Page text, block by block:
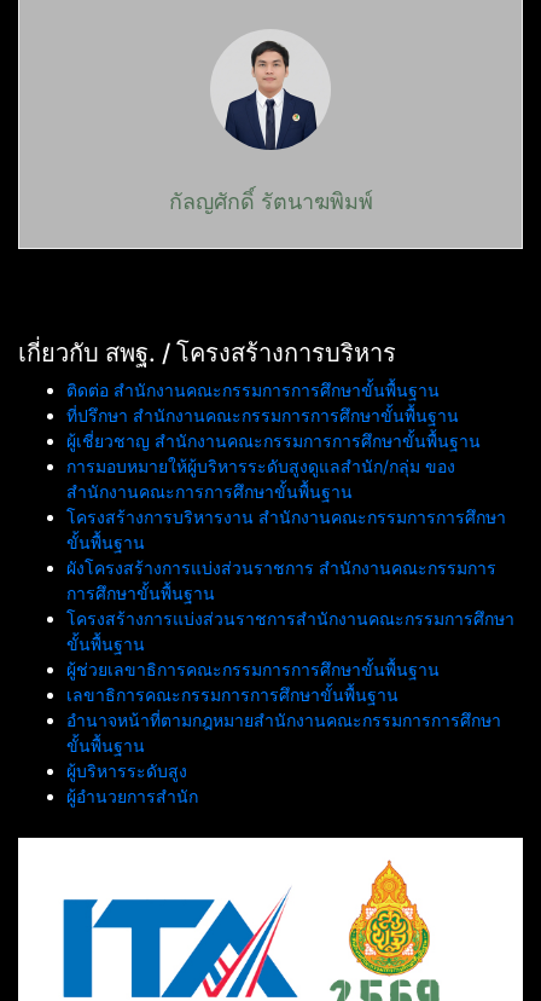
กัลญศักดิ์ รัตนาฆพิมพ์
เกี่ยวกับ สพฐ. / โครงสร้างการบริหาร
ติดต่อ สำนักงานคณะกรรมการการศึกษาขั้นพื้นฐาน
ที่ปรึกษา สำนักงานคณะกรรมการการศึกษาขั้นพื้นฐาน
ผู้เชี่ยวชาญ สำนักงานคณะกรรมการการศึกษาขั้นพื้นฐาน
การมอบหมายให้ผู้บริหารระดับสูงดูแลสำนัก/กลุ่ม ของ
สำนักงานคณะการการศึกษาขั้นพื้นฐาน
โครงสร้างการบริหารงาน สำนักงานคณะกรรมการการศึกษา
ขั้นพื้นฐาน
ผังโครงสร้างการแบ่งส่วนราชการ สำนักงานคณะกรรมการ
การศึกษาขั้นพื้นฐาน
โครงสร้างการแบ่งส่วนราชการสำนักงานคณะกรรมการศึกษา
ขั้นพื้นฐาน
ผู้ช่วยเลขาธิการคณะกรรมการการศึกษาขั้นพื้นฐาน
เลขาธิการคณะกรรมการการศึกษาขั้นพื้นฐาน
อำนาจหน้าที่ตามกฎหมายสำนักงานคณะกรรมการการศึกษา
ขั้นพื้นฐาน
ผู้บริหารระดับสูง
ผู้อำนวยการสำนัก